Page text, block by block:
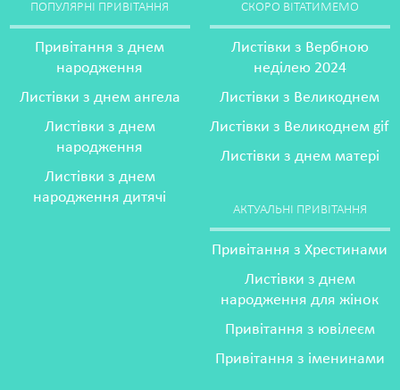
ПОПУЛЯРНІ ПРИВІТАННЯ
Привітання з днем
народження
Листівки з днем ангела
Листівки з днем
народження
Листівки з днем
народження дитячі
СКОРО ВІТАТИМЕМО
Листівки з Вербною
неділею 2024
Листівки з Великоднем
Листівки з Великоднем gif
Листівки з днем матері
АКТУАЛЬНІ ПРИВІТАННЯ
Привітання з Хрестинами
Листівки з днем
народження для жінок
Привітання з ювілеєм
Привітання з іменинами